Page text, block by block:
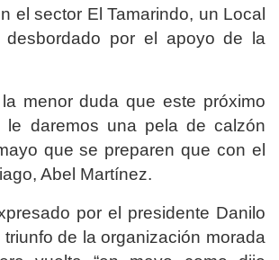
el sector El Tamarindo, un Local
desbordado por el apoyo de la
menor duda que este próximo
le daremos una pela de calzón
que se preparen que con el
Abel Martínez.
por el presidente Danilo
de la organización morada